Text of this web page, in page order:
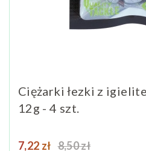
Ciężarki łezki z
12g - 4 szt.
Cena
7,22 zł Cena podstawowa
8,50 zł